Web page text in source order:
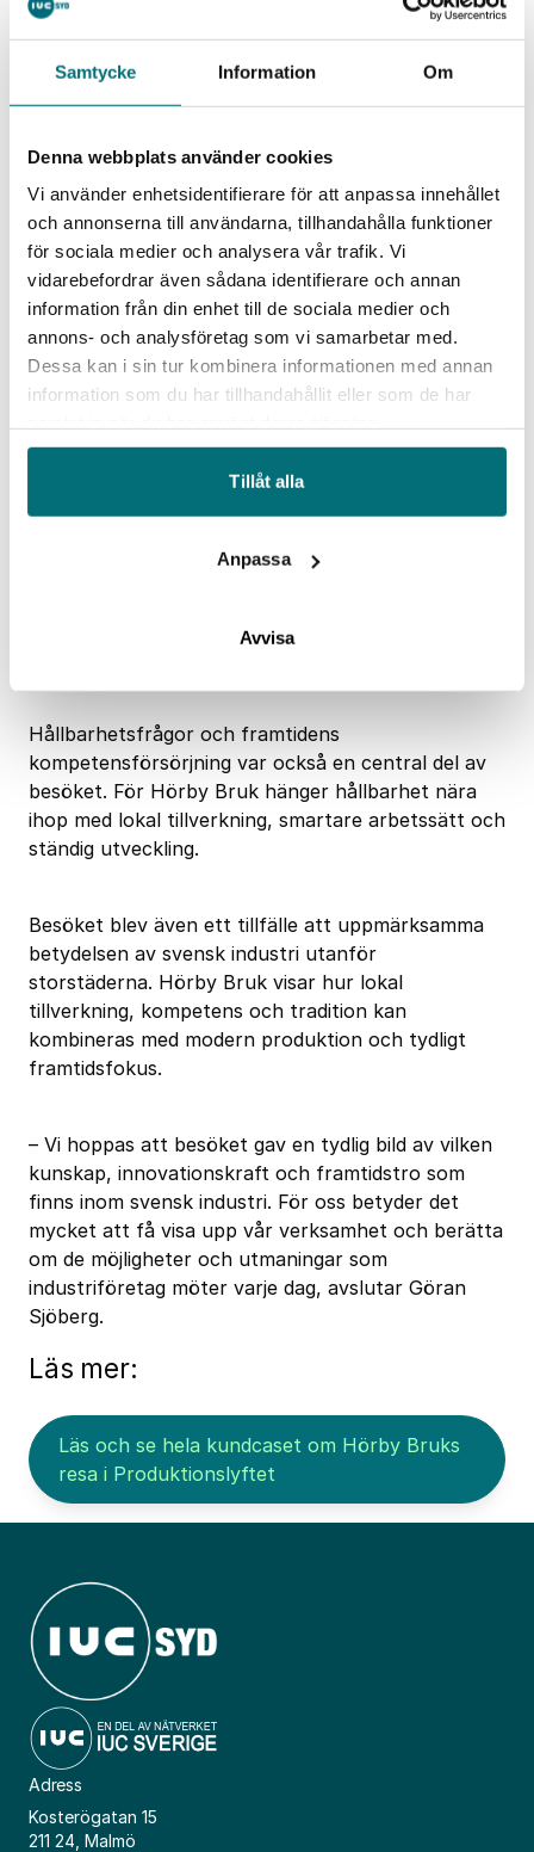
Samtycke Information Om
Denna webbplats använder cookies
Vi använder enhetsidentifierare för att anpassa innehållet
och annonserna till användarna, tillhandahålla funktioner
för sociala medier och analysera vår trafik. Vi
vidarebefordrar även sådana identifierare och annan
information från din enhet till de sociala medier och
annons- och analysföretag som vi samarbetar med.
Dessa kan i sin tur kombinera informationen med annan
information som du har tillhandahållit eller som de har
Tillåt alla
Anpassa
Avvisa
Förbättringsarbete som del
av vardagen
Besöket gav också möjlighet att lyfta fram
företagets arbete med lean och ständiga
förbättringar. Ett arbete som påbörjades genom
Produktionslyftets utvecklingsprogram.
På Hörby Bruk är hela personalens engagemang en
viktig del av företagskulturen. Förbättringsarbete
och delaktighet ligger inte vid sidan av
produktionen. Det är en del av vardagen. Företaget
arbetar löpande med att utveckla produktion,
arbetsmiljö och hållbarhet. Målet är att skapa
framtidsfokus
Hållbarhetsfrågor och framtidens
kompetensförsörjning var också en central del av
besöket. För Hörby Bruk hänger hållbarhet nära
ihop med lokal tillverkning, smartare arbetssätt och
ständig utveckling.
Besöket blev även ett tillfälle att uppmärksamma
betydelsen av svensk industri utanför
storstäderna. Hörby Bruk visar hur lokal
tillverkning, kompetens och tradition kan
kombineras med modern produktion och tydligt
framtidsfokus.
– Vi hoppas att besöket gav en tydlig bild av vilken
kunskap, innovationskraft och framtidstro som
finns inom svensk industri. För oss betyder det
mycket att få visa upp vår verksamhet och berätta
om de möjligheter och utmaningar som
industriföretag möter varje dag, avslutar Göran
Sjöberg.
Läs mer:
Läs och se hela kundcaset om Hörby Bruks
resa i Produktionslyftet
Adress
Kosterögatan 15
211 24, Malmö